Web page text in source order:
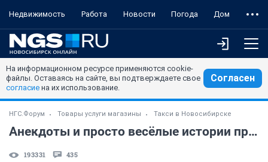
Недвижимость Работа Новости Погода Дом
На информационном ресурсе применяются cookie-
файлы. Оставаясь на сайте, вы подтверждаете свое
согласие на их использование.
Согласен
НГС.Форум Товары услуги магазины Такси в Новосибирске
Анекдоты и просто весёлые истории про такси
193331 435